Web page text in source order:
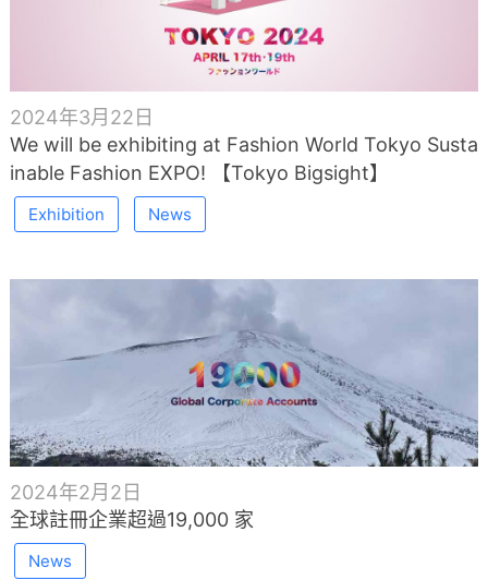
2024年3月22日
We will be exhibiting at Fashion World Tokyo Susta
inable Fashion EXPO! 【Tokyo Bigsight】
Exhibition News
2024年2月2日
全球註冊企業超過19,000 家
News